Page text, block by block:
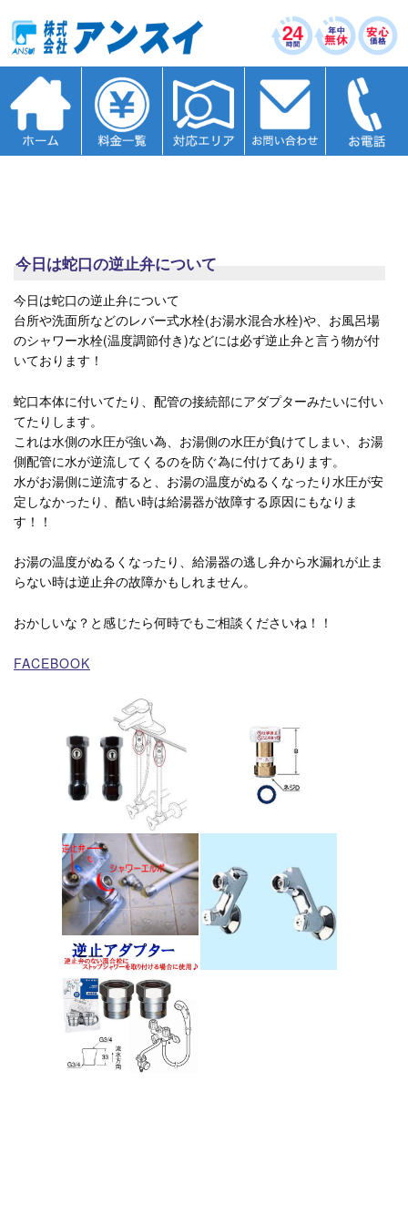
今日は蛇口の逆止弁について
今日は蛇口の逆止弁について
台所や洗面所などのレバー式水栓(お湯水混合水栓)や、お風呂場
のシャワー水栓(温度調節付き)などには必ず逆止弁と言う物が付
いております！
蛇口本体に付いてたり、配管の接続部にアダプターみたいに付い
てたりします。
これは水側の水圧が強い為、お湯側の水圧が負けてしまい、お湯
側配管に水が逆流してくるのを防ぐ為に付けてあります。
水がお湯側に逆流すると、お湯の温度がぬるくなったり水圧が安
定しなかったり、酷い時は給湯器が故障する原因にもなりま
す！！
お湯の温度がぬるくなったり、給湯器の逃し弁から水漏れが止ま
らない時は逆止弁の故障かもしれません。
おかしいな？と感じたら何時でもご相談くださいね！！
FACEBOOK